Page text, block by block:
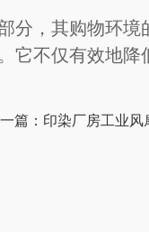
，其购物环
它不仅有效地
篇：印染厂房工业